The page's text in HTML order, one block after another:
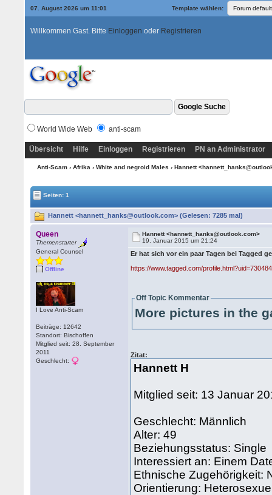
07. August 2026 um 11:01 Template wählen:
Willkommen Gast. Bitte Einloggen oder Registrieren
World Wide Web anti-scam
Übersicht Hilfe Einloggen Registrieren PN an Administrator
Anti-Scam› Afrika › White and negroid Males › Hannett
Seiten: 1
Hannett <hannett_hanks@outlook.com> (Gelesen: 7285 mal)
Queen
Themenstarter
General Counsel
Offline
I Love Anti-Scam
Beiträge: 12642
Standort: Bischoffen
Mitglied seit: 28. September
2011
Geschlecht:
Hannett <hannett_hanks@outlook.com>
19. Januar 2015 um 21:24
Er hat sich vor ein paar Tagen bei Tagged
https://www.tagged.com/
Off Topic Kommentar
More pictures in the
Zitat:
Hannett H
Mitglied seit: 13 Januar
Geschlecht: Männlich
Alter: 49
Beziehungsstatus:
Interessiert an: Einem
Ethnische
Orientierung: